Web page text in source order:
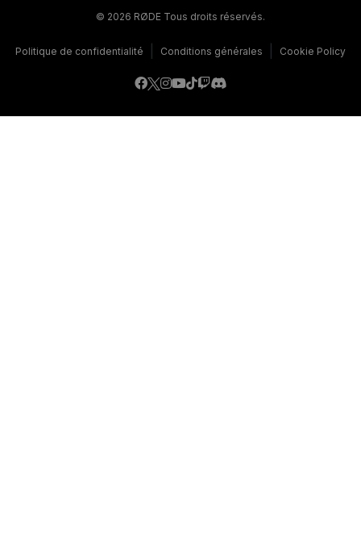
© 2026 RØDE Tous droits réservés.
Politique de confidentialité Conditions générales Cookie Policy